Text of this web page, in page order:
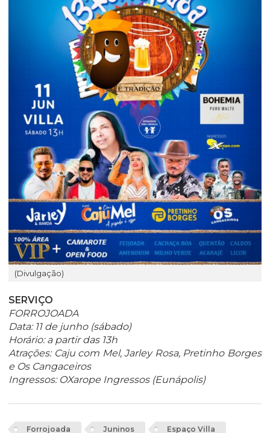
(Divulgação)
SERVIÇO
FORROJOADA
Data: 11 de junho (sábado)
Horário: a partir das 13h
Atrações: Caju com Mel, Jarley Rosa, Pretinho Borges
e Os Cangaceiros
Ingressos: OXarope Ingressos (Eunápolis)
Forrojoada Juninos Espaço Villa